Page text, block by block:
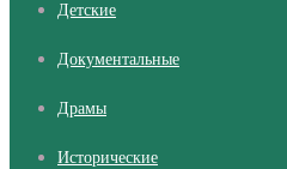
Детские
Документальные
Драмы
Исторические